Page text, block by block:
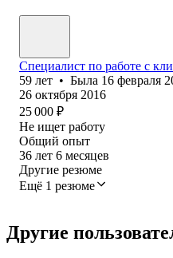
Специалист по работе с
59 лет • Была 16 февраля
26 октября 2016
25 000 ₽
Не ищет работу
Общий опыт
36 лет 6 месяцев
Другие резюме
Ещё 1 резюме
Другие